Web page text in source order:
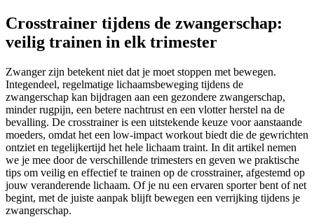
Crosstrainer tijdens de zwangerschap:
veilig trainen in elk trimester
Zwanger zijn betekent niet dat je moet stoppen met bewegen.
Integendeel, regelmatige lichaamsbeweging tijdens de
zwangerschap kan bijdragen aan een gezondere zwangerschap,
minder rugpijn, een betere nachtrust en een vlotter herstel na de
bevalling. De crosstrainer is een uitstekende keuze voor aanstaande
moeders, omdat het een low-impact workout biedt die de gewrichten
ontziet en tegelijkertijd het hele lichaam traint. In dit artikel nemen
we je mee door de verschillende trimesters en geven we praktische
tips om veilig en effectief te trainen op de crosstrainer, afgestemd op
jouw veranderende lichaam. Of je nu een ervaren sporter bent of net
begint, met de juiste aanpak blijft bewegen een verrijking tijdens je
zwangerschap.